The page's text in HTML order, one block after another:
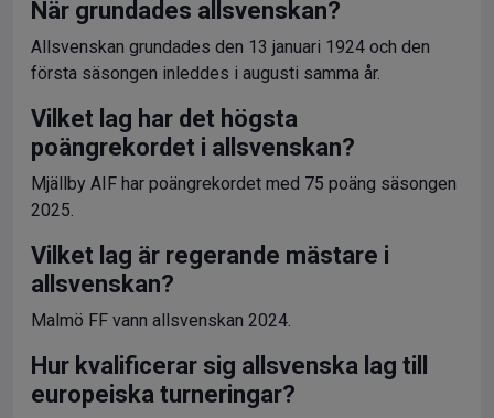
När grundades allsvenskan?
Allsvenskan grundades den 13 januari 1924 och den
första säsongen inleddes i augusti samma år.
Vilket lag har det högsta
poängrekordet i allsvenskan?
Mjällby AIF har poängrekordet med 75 poäng säsongen
2025.
Vilket lag är regerande mästare i
allsvenskan?
Malmö FF vann allsvenskan 2024.
Hur kvalificerar sig allsvenska lag till
europeiska turneringar?